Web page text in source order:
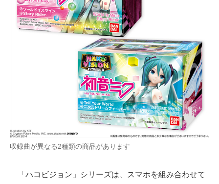
エネルギーの専門メディア
建設×テクノロジーの最前線
ちょっと気になるネットの話題
収録曲が異なる2種類の商品があります
「ハコビジョン」シリーズは、スマホを組み合わせて